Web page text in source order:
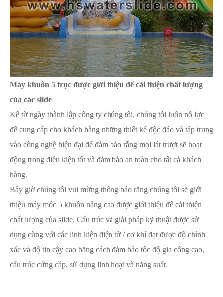
Máy khuôn 5 trục được giới thiệu để cải thiện chất lượng
của các slide
Kể từ ngày thành lập công ty chúng tôi, chúng tôi luôn nỗ lực
để cung cấp cho khách hàng những thiết kế độc đáo và tập trung
vào công nghệ hiện đại để đảm bảo rằng mọi lát trượt sẽ hoạt
động trong điều kiện tốt và đảm bảo an toàn cho tất cả khách
hàng.
Bây giờ chúng tôi vui mừng thông báo rằng chúng tôi sẽ giới
thiệu máy móc 5 khuôn nâng cao được giới thiệu để cải thiện
chất lượng của slide. Cấu trúc và giải pháp kỹ thuật được sử
dụng cùng với các linh kiện điện tử / cơ khí đạt được độ chính
xác và độ tin cậy cao bằng cách đảm bảo tốc độ gia công cao,
cấu trúc cứng cáp, sử dụng linh hoạt và năng suất.